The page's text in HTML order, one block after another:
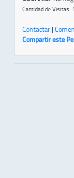
Cantidad de Visitas:
Contactar|
Compartir este